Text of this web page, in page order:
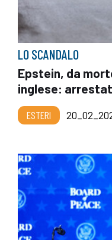
LO SCANDALO
Epstein, da
inglese:
ESTERI